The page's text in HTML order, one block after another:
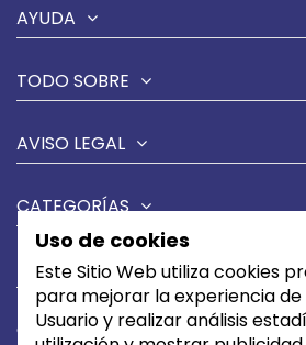
AYUDA
TODO SOBRE
AVISO LEGAL
CATEGORÍAS
MARCAS
CONTÁCTANOS
Uso de cookies
Este Sitio Web utiliza cookies
para mejorar la experiencia
Usuario y realizar análisis